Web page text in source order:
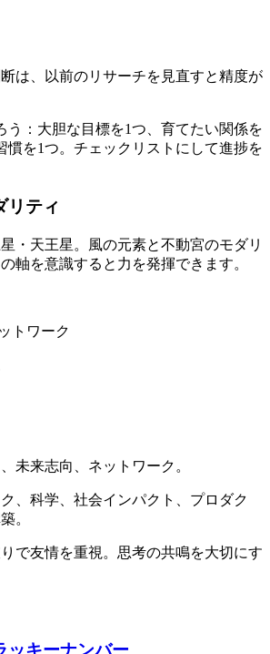
は、以前のリサーチを見直すと精度が
う：大胆な目標を1つ、育てたい関係を
慣を1つ。チェックリストにして進捗を
リティ
・天王星。風の元素と不動宮のモダリ
軸を意識すると力を発揮できます。
トワーク
未来志向、ネットワーク。
、科学、社会インパクト、プロダク
。
で友情を重視。思考の共鳴を大切にす